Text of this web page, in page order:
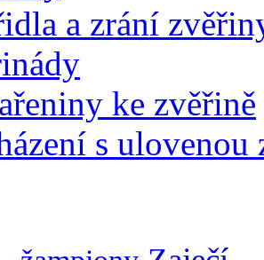
a zrání
ke zvěřině
s ulovenou